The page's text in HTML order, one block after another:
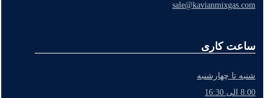
sale@kavianmixgas.com
ساعت کاری
شنبه تا چهارشنبه
8:00 الی 16:30